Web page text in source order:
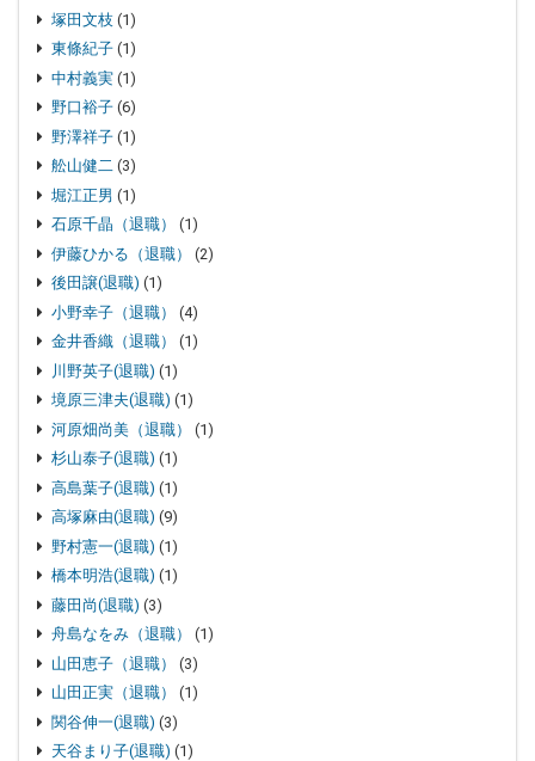
塚田文枝(1)
東條紀子(1)
中村義実(1)
野口裕子(6)
野澤祥子(1)
舩山健二(3)
堀江正男 (1)
石原千晶（退職）
(1)
伊藤ひかる（退職）
(2)
後田譲(退職) (1)
小野幸子（退職）
(4)
金井香織（退職）
(1)
川野英子(退職) (1)
境原三津夫(退職) (1)
河原畑尚美（退職）
(1)
杉山泰子(退職) (1)
高島葉子(退職) (1)
高塚麻由(退職) (9)
野村憲一(退職) (1)
橋本明浩(退職) (1)
藤田尚(退職) (3)
舟島なをみ（退職）
(1)
山田恵子（退職）
(3)
山田正実（退職）
(1)
関谷伸一(退職) (3)
天谷まり子(退職) (1)